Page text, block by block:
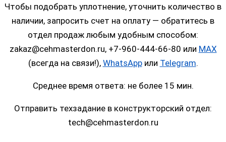
Чтобы подобрать уплотнение, уточнить количество в
наличии, запросить счет на оплату — обратитесь в
отдел продаж любым удобным способом:
zakaz@cehmasterdon.ru, +7-960-444-66-80 или MAX
(всегда на связи!), WhatsAppили Telegram.
Среднее время ответа: не более 15 мин.
Отправить техзадание в конструкторский отдел:
tech@cehmasterdon.ru